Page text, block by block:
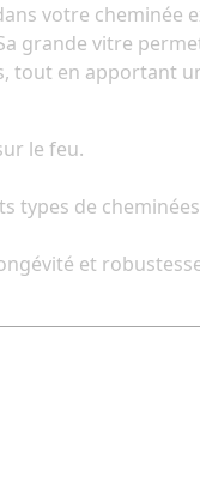
votre cheminée
grande vitre
tout en apportant
le feu.
types de
et